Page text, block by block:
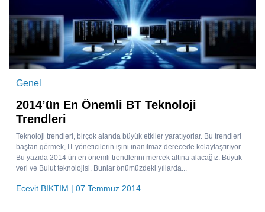
Genel
2014’ün En Önemli BT Teknoloji
Trendleri
Teknoloji trendleri, birçok alanda büyük etkiler yaratıyorlar. Bu trendleri
baştan görmek, IT yöneticilerin işini inanılmaz derecede kolaylaştırıyor.
Bu yazıda 2014’ün en önemli trendlerini mercek altına alacağız. Büyük
veri ve Bulut teknolojisi. Bunlar önümüzdeki yıllarda...
Ecevit BIKTIM | 07 Temmuz 2014